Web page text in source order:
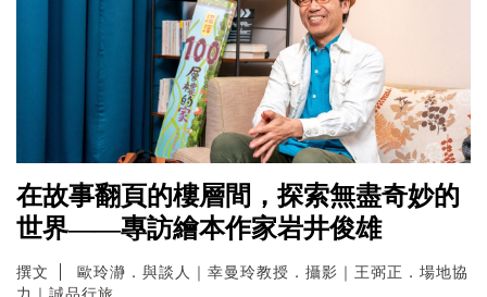
在故事翻頁的樓層間，探索無盡奇妙的
世界——專訪繪本作家岩井俊雄
撰文
歐玲瀞．與談人｜幸曼玲教授．攝影｜王弼正．場地協
力｜誠品行旅